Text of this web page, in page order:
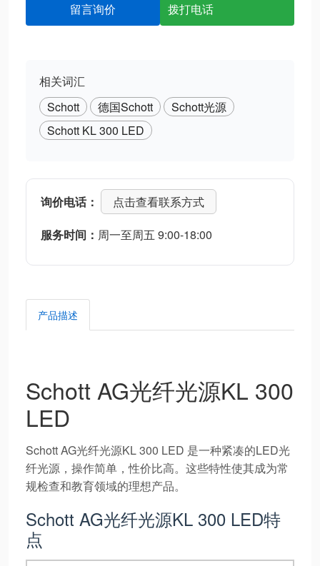
留言询价 拨打电话
相关词汇
Schott
德国Schott
Schott光源
Schott KL 300 LED
询价电话：
点击查看联系方式
服务时间： 周一至周五 9:00-18:00
产品描述
Schott AG光纤光源KL 300
LED
Schott AG光纤光源KL 300 LED 是一种紧凑的LED光
纤光源，操作简单，性价比高。这些特性使其成为常
规检查和教育领域的理想产品。
Schott AG光纤光源KL 300 LED特
点